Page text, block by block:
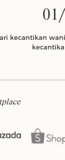
01/
kecantikan